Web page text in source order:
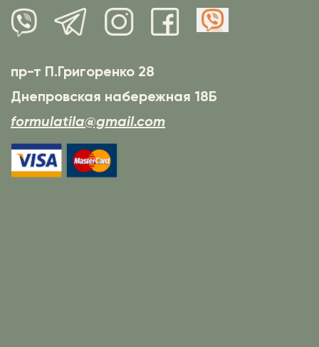
пр-т П.Григоренко 28
Днепровская набережная 18Б
formulatila@gmail.com